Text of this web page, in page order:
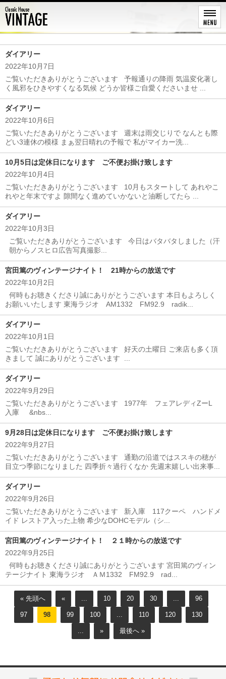
レストア
ダイアリー
2022年10月7日
ご覧いただきありがとうございます 予報通りの降雨 気温変化著し
く風邪をひきやすくなる気候 どうか皆様ご自愛くださいませ ...
ダイアリー
2022年10月6日
ご覧いただきありがとうございます 週末は雨交じりで なんとも際
どい3連休の模様 まぁ翌日晴れの予報で 私がマイカー洗...
10月5日は定休日になります ご不便お掛け致します
2022年10月4日
ご覧いただきありがとうございます 10月もスタートして あれやこ
れやと年末ですよ 隙間なく進めていかないと油断してたら ...
ダイアリー
2022年10月3日
ご覧いただきありがとうございます 今日はバタバタしました（汗
朝からノスヒロ広告写真撮影...
宮田篤のヴィンテージナイト！ 21時からの放送です
2022年10月2日
何時もお聴きくださり誠にありがとうございます 本日もよろしく
お願いいたします 東海ラジオ AM1332 FM92.9 radik...
ダイアリー
2022年10月1日
ご覧いただきありがとうございます 好天の土曜日 ご来店も多く頂
きまして 誠にありがとうございます ...
ダイアリー
2022年9月29日
ご覧いただきありがとうございます 1977年 フェアレディZーL
入庫 &nbs...
9月28日は定休日になります ご不便お掛け致します
2022年9月27日
ご覧いただきありがとうございます 通勤の沿道ではススキの穂が
目立つ季節になりました 四季折々過行くなか 先週末嬉しい出来事...
ダイアリー
2022年9月26日
ご覧いただきありがとうございます 新入庫 117クーペ ハンドメ
イド レストア入った上物 希少なDOHCモデル（シ...
宮田篤のヴィンテージナイト！ ２１時からの放送です
2022年9月25日
何時もお聴きくださり誠にありがとうございます 宮田篤のヴィン
テージナイト 東海ラジオ ＡＭ1332 FM92.9 rad...
« 先頭へ « ... 10 20 30 ... 96
97 98 99 100 ... 110 120 130
... » 最後へ »